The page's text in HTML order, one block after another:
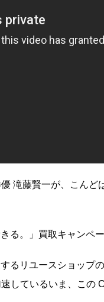
滝藤賢一が、こん
る。」買取キャンペー
るリユースショップ
しているいま、この